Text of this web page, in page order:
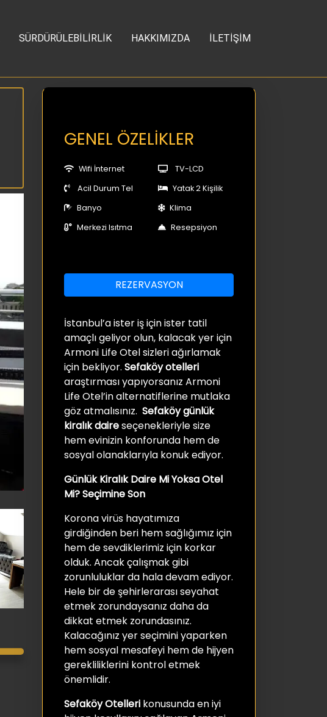
SÜRDÜRÜLEBİLİRLİK HAKKIMIZDA İLETİŞİM
GENEL ÖZELİKLER
Wifi İnternet
TV-LCD
Acil Durum Tel
Yatak 2 Kişilik
Banyo
Klima
Merkezi Isıtma
Resepsiyon
REZERVASYON
İstanbul’a ister iş için ister tatil
amaçlı geliyor olun, kalacak yer için
Armoni Life Otel sizleri ağırlamak
için bekliyor. Sefaköy otelleri
araştırması yapıyorsanız Armoni
Life Otel’in alternatiflerine mutlaka
göz atmalısınız. Sefaköy günlük
kiralık daireseçenekleriyle size
hem evinizin konforunda hem de
sosyal olanaklarıyla konuk ediyor.
Günlük Kiralık Daire Mi Yoksa Otel
Mi? Seçimine Son
Korona virüs hayatımıza
girdiğinden beri hem sağlığımız için
hem de sevdiklerimiz için korkar
olduk. Ancak çalışmak gibi
zorunluluklar da hala devam ediyor.
Hele bir de şehirlerarası seyahat
etmek zorundaysanız daha da
dikkat etmek zorundasınız.
Kalacağınız yer seçimini yaparken
hem sosyal mesafeyi hem de hijyen
gerekliliklerini kontrol etmek
önemlidir.
Sefaköy Otelleri konusunda en iyi